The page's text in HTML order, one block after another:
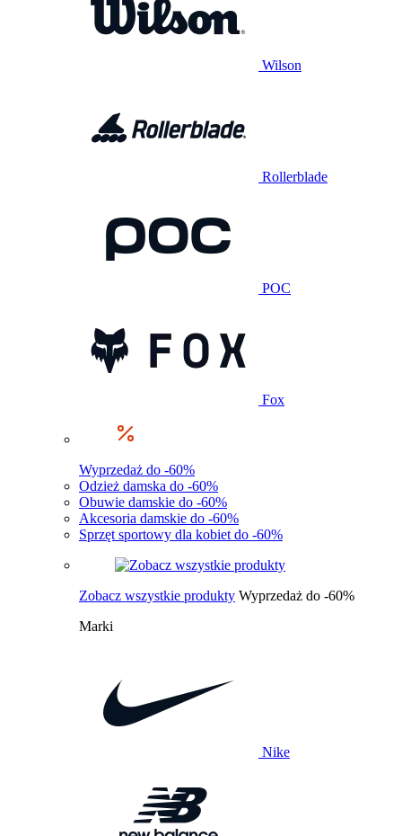
Wilson
Rollerblade
POC
Fox
Wyprzedaż do -60%
Odzież damska do -60%
Obuwie damskie do -60%
Akcesoria damskie do -60%
Sprzęt sportowy dla kobiet do -60%
Zobacz wszystkie produkty Wyprzedaż do -60%
Marki
Nike